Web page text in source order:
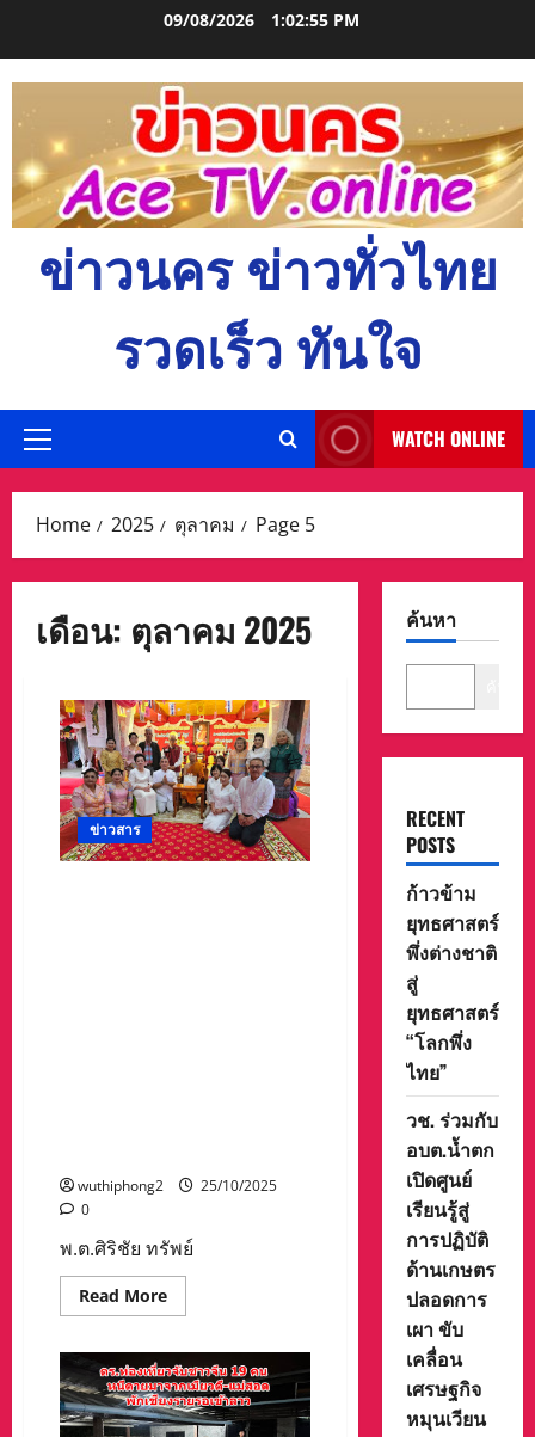
09/08/2026 1:02:56 PM
ข่าวนคร ข่าวทั่วไทย
รวดเร็ว ทันใจ
Primary
WATCH ONLINE
Home 2025 ตุลาคม Page 5
เดือน: ตุลาคม 2025
ข่าวสาร
wuthiphong2
25/10/2025
0
พ.ต.ศิริชัย ทรัพย์
Read MoreRead
more
ทรัพย์
ศิริ
นายก
สมา
คมฯ/
ค้นหา
RECENT
POSTS
ก้าวข้าม
ยุทธศาสตร์
พึ่งต่างชาติ
สู่
ยุทธศาสตร์
“โลกพึ่ง
ไทย”
วช. ร่วมกับ
อบต.น้ำตก
เปิดศูนย์
เรียนรู้สู่
การปฏิบัติ
ด้านเกษตร
ปลอดการ
เผา ขับ
เคลื่อน
เศรษฐกิจ
หมุนเวียน